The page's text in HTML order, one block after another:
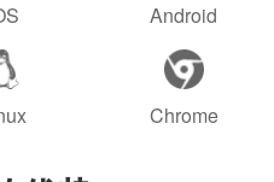
Android
Chrome